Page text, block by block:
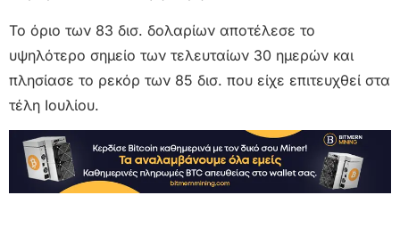
Το όριο των 83 δισ. δολαρίων αποτέλεσε το
υψηλότερο σημείο των τελευταίων 30 ημερών και
πλησίασε το ρεκόρ των 85 δισ. που είχε επιτευχθεί στα
τέλη Ιουλίου.